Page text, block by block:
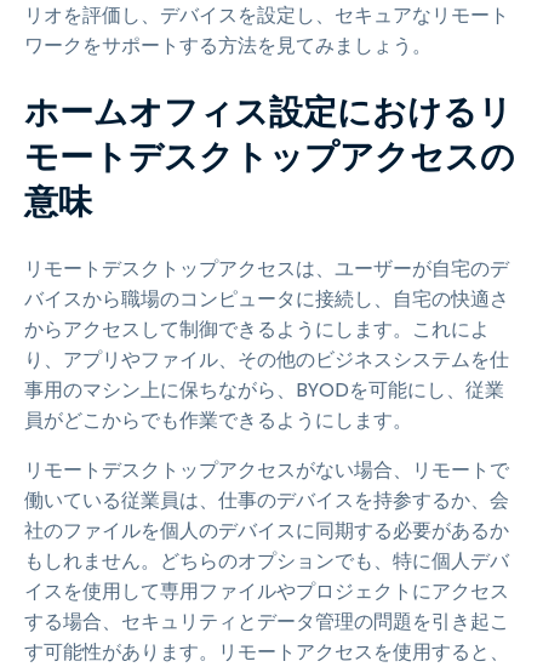
リオを評価し、デバイスを設定し、セキュアなリモート
ワークをサポートする方法を見てみましょう。
ホームオフィス設定におけるリ
モートデスクトップアクセスの
意味
リモートデスクトップアクセスは、ユーザーが自宅のデ
バイスから職場のコンピュータに接続し、自宅の快適さ
からアクセスして制御できるようにします。これによ
り、アプリやファイル、その他のビジネスシステムを仕
事用のマシン上に保ちながら、BYODを可能にし、従業
員がどこからでも作業できるようにします。
リモートデスクトップアクセスがない場合、リモートで
働いている従業員は、仕事のデバイスを持参するか、会
社のファイルを個人のデバイスに同期する必要があるか
もしれません。どちらのオプションでも、特に個人デバ
イスを使用して専用ファイルやプロジェクトにアクセス
する場合、セキュリティとデータ管理の問題を引き起こ
す可能性があります。リモートアクセスを使用すると、